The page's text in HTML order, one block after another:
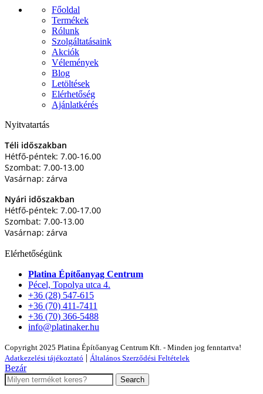
Főoldal
Termékek
Rólunk
Szolgáltatásaink
Akciók
Vélemények
Blog
Letöltések
Elérhetőség
Ajánlatkérés
Nyitvatartás
Téli időszakban
Hétfő-péntek: 7.00-16.00
Szombat: 7.00-13.00
Vasárnap: zárva
Nyári időszakban
Hétfő-péntek: 7.00-17.00
Szombat: 7.00-13.00
Vasárnap: zárva
Elérhetőségünk
Platina Építőanyag Centrum
Pécel, Topolya utca 4.
+36 (28) 547-615
+36 (70) 411-7411
+36 (70) 366-5488
info@platinaker.hu
Copyright 2025 Platina Építőanyag Centrum Kft. - Minden jog fenntartva!
Adatkezelési tájékoztató | Általános Szerződési Feltételek
Bezár
Search